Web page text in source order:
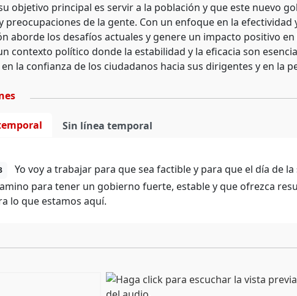
objetivo principal es servir a la población y que este nuevo
preocupaciones de la gente. Con un enfoque en la
aborde los desafíos actuales y genere un impacto positivo
contexto político donde la estabilidad y la eficacia son
la confianza de los ciudadanos hacia sus dirigentes y en la
Sin línea temporal
Yo voy a trabajar para que sea factible y para que el día de
para tener un gobierno fuerte, estable y que ofrezca
lo que estamos aquí.